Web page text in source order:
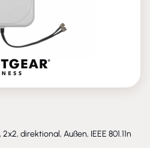
direktional, Außen, IEEE 801.11n